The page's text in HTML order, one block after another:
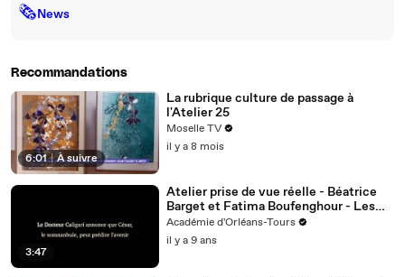
🗞News
Recommandations
6:01 | À suivre
La rubrique culture de passage à
l'Atelier 25
Moselle TV
il y a 8 mois
3:47
Atelier prise de vue réelle - Béatrice
Barget et Fatima Boufenghour - Les
Studios 28 - 19/05/2017
Académie d'Orléans-Tours
il y a 9 ans